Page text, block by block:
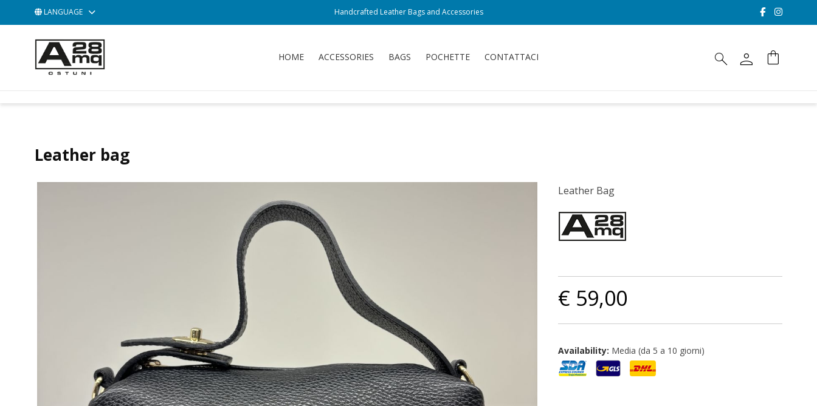
ACCESSORIES
LANGUAGE Handcrafted Leather Bags and Accessories
search person shopping_bag
HOME ACCESSORIES BAGS POCHETTE CONTATTACI
Leather bag
Leather Bag
€ 59,00
Availability: Media (da 5 a 10 giorni)